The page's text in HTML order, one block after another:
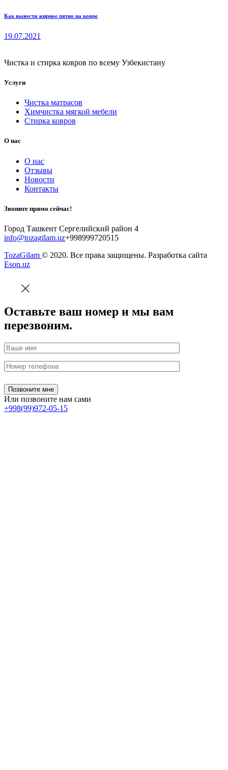
Как вывести жирное пятно на ковре
19.07.2021
Чистка и стирка ковров по всему Узбекистану
Услуги
Чистка матрасов
Химчистка мягкой мебели
Стирка ковров
О нас
О нас
Отзывы
Новости
Контакты
Звоните прямо сейчас!
Город Ташкент Сергелийский район 4
info@tozagilam.uz+998999720515
TozaGilam © 2020. Все права защищены. Разработка сайта
Eson.uz
Оставьте ваш номер и мы вам
перезвоним.
Или позвоните нам сами
+998(99)972-05-15